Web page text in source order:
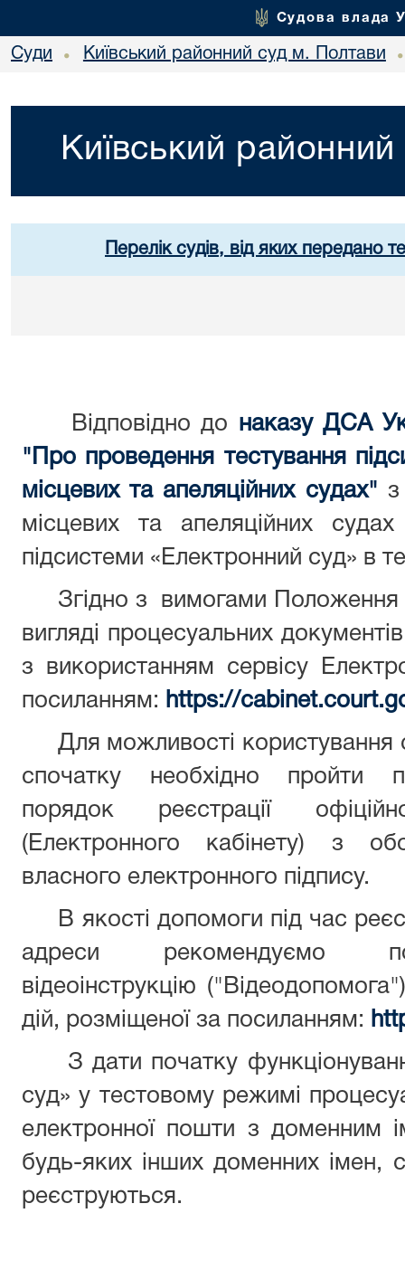
Судова влада
Суди • Київський районний суд м. Полтави •
Київський
Перелік судів, від яких передано
Відповідно до наказу ДСА
"Про проведення тестування
місцевих та апеляційних судах"
місцевих та апеляційних судах
підсистеми «Електронний суд» в
Згідно з вимогами Положення
вигляді процесуальних
з використанням сервісу
посиланням: https://
Для можливості користування
спочатку необхідно пройти
порядок реєстрації
(Електронного кабінету) з
власного електронного підпису.
В якості допомоги під час
адреси рекомендуємо
відеоінструкцію
дій, розміщеної за посиланням:
З дати початку
суд» у тестовому режимі
електронної пошти з доменним
будь-яких інших доменних імен,
реєструються.